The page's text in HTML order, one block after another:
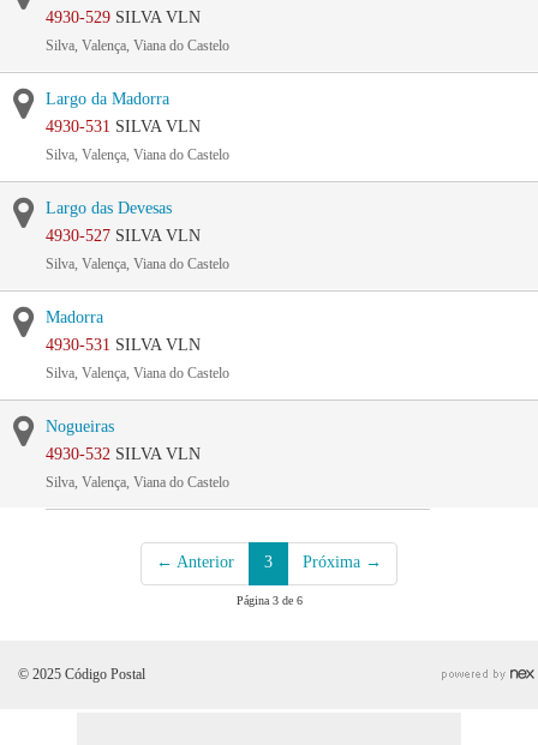
4930-529 SILVA VLN
Silva, Valença, Viana do Castelo
Largo da Madorra
4930-531 SILVA VLN
Silva, Valença, Viana do Castelo
Largo das Devesas
4930-527 SILVA VLN
Silva, Valença, Viana do Castelo
Madorra
4930-531 SILVA VLN
Silva, Valença, Viana do Castelo
Nogueiras
4930-532 SILVA VLN
Silva, Valença, Viana do Castelo
← Anterior 3 Próxima →
Página 3 de 6
© 2025 Código Postal